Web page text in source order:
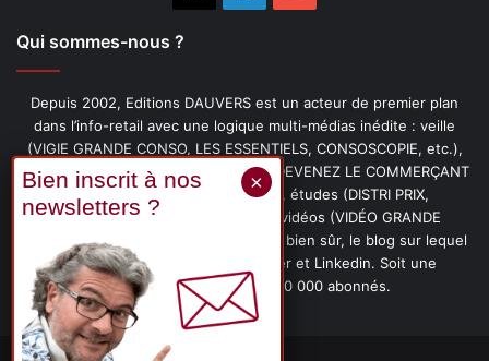
Qui sommes-nous ?
Depuis 2002, Editions DAUVERS est un acteur de premier plan
dans l’info-retail avec une logique multi-médias inédite : veille
(VIGIE GRANDE CONSO, LES ESSENTIELS, CONSOSCOPIE, etc.),
livres (PENSER-CLIENT, IMAGE-PRIX, DEVENEZ LE COMMERÇANT
PRÉFÉRÉ DE VOS CLIENTS, etc.), études (DISTRI PRIX,
PROMOFLASH, DRIVE INSIGHTS), vidéos (VIDÉO GRANDE
CONSO), podcasts (CAFÉ CONSO) et, bien sûr, le blog sur lequel
vous êtes, ainsi que les fils Twitter et Linkedin. Soit une
communauté de plus de 150 000 abonnés.